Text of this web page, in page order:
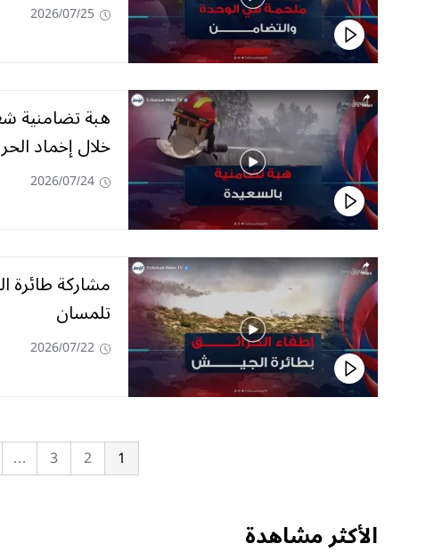
2026/07/25
هبة تضامنية
خلال إخماد
2026/07/24
مشاركة طائرة
تلمسان
2026/07/22
1
2
3
…
الأكثر مشاهدة